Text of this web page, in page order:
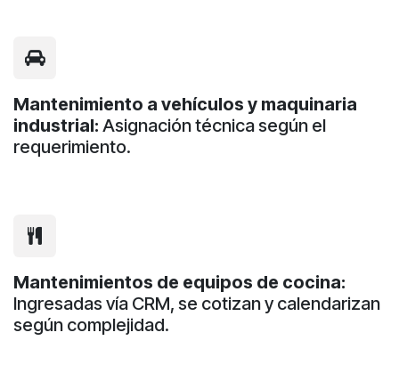
Mantenimiento a vehículos y maquinaria
industrial: Asignación técnica según el
requerimiento.
Mantenimientos de equipos de cocina:
Ingresadas vía CRM, se cotizan y calendarizan
según complejidad.